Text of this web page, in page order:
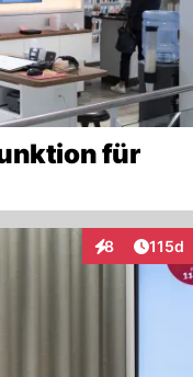
für
8
Interaktionen
115d